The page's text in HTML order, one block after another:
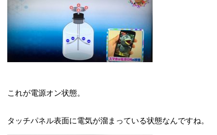
これが電源オン状態。
タッチパネル表面に電気が溜まっている状態なんですね。